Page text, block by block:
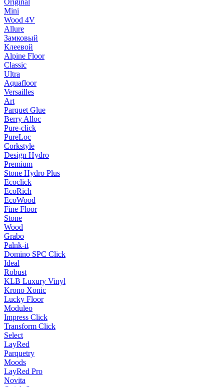
Original
Mini
Wood 4V
Allure
Замковый
Клеевой
Alpine Floor
Classic
Ultra
Aquafloor
Versailles
Art
Parquet Glue
Berry Alloc
Pure-click
PureLoc
Corkstyle
Design Hydro
Premium
Stone Hydro Plus
Ecoclick
EcoRich
EcoWood
Fine Floor
Stone
Wood
Grabo
Palnk-it
Domino SPC Click
Ideal
Robust
KLB Luxury Vinyl
Krono Xonic
Lucky Floor
Moduleo
Impress Click
Transform Click
Select
LayRed
Parquetry
Moods
LayRed Pro
Novita